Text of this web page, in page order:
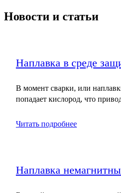
Новости и статьи
Наплавка в среде
В момент сварки, или
попадает кислород, что
Читать подробнее
Наплавка